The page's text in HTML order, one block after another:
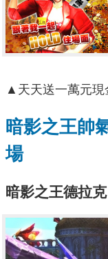
▲天天送一萬元現
暗影之王帥
場
暗影之王德拉克